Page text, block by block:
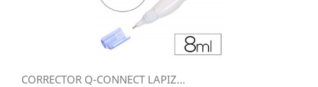
CORRECTOR Q-CONNECT LAPIZ...